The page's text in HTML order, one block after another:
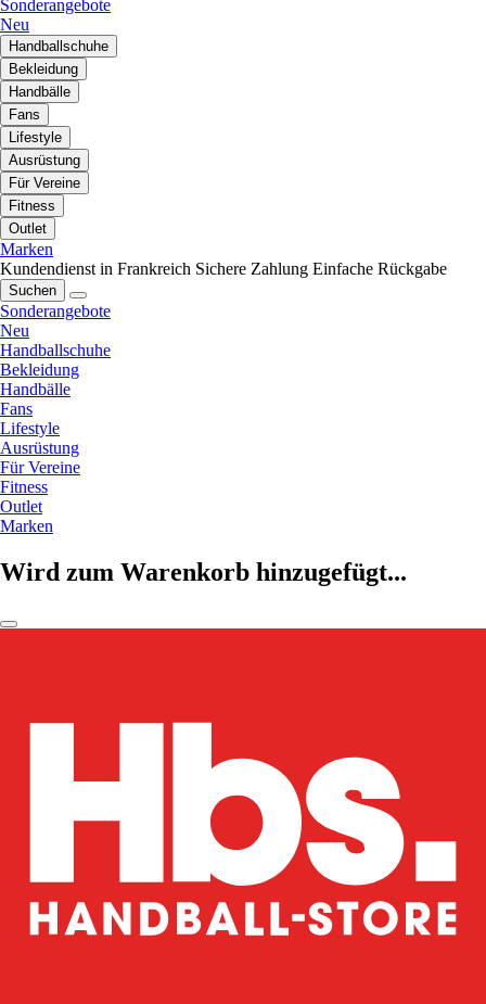
Sonderangebote
Neu
Handballschuhe
Bekleidung
Handbälle
Fans
Lifestyle
Ausrüstung
Für Vereine
Fitness
Outlet
Marken
Kundendienst in Frankreich Sichere Zahlung Einfache Rückgabe
Suchen
Sonderangebote
Neu
Handballschuhe
Bekleidung
Handbälle
Fans
Lifestyle
Ausrüstung
Für Vereine
Fitness
Outlet
Marken
Wird zum Warenkorb hinzugefügt...